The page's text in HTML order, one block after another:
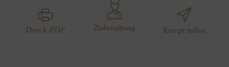
Druck-PDF Zubereitung Rezept teilen